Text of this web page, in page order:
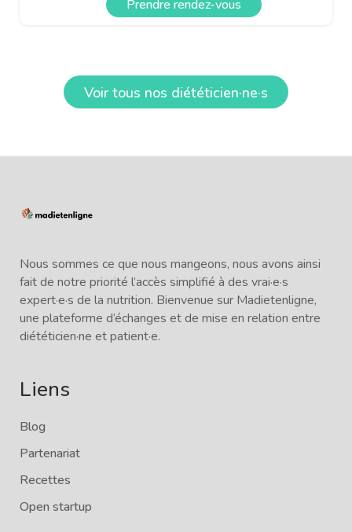
Prendre rendez-vous
Voir tous nos diététicien·ne·s
Nous sommes ce que nous mangeons, nous avons ainsi
fait de notre priorité l’accès simplifié à des vrai·e·s
expert·e·s de la nutrition. Bienvenue sur Madietenligne,
une plateforme d’échanges et de mise en relation entre
diététicien·ne et patient·e.
Liens
Blog
Partenariat
Recettes
Open startup